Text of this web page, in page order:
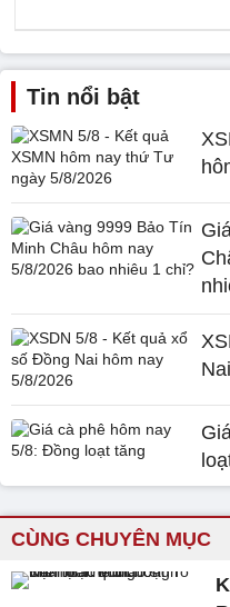
Tin nổi bật
CÙNG CHUYÊN MỤC